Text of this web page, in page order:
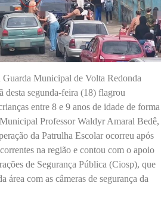
Guarda Municipal de Volta Redonda
segunda-feira (18) flagrou
entre 8 e 9 anos de idade de forma
Professor Waldyr Amaral Bedê,
da Patrulha Escolar ocorreu após
na região e contou com o apoio
de Segurança Pública (Ciosp), que
área com as câmeras de segurança da